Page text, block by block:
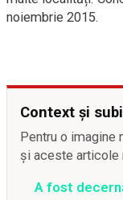
noiembrie 2015.
Context și
Pentru o imagine
și aceste articole
A fost